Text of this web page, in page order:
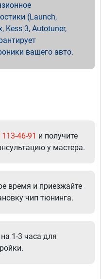
(Launch,
Kess 3, Autotuner,
вашего авто.
46-91 и получите
у мастера.
время и приезжайте
чип тюнинга.
1-3 часа для